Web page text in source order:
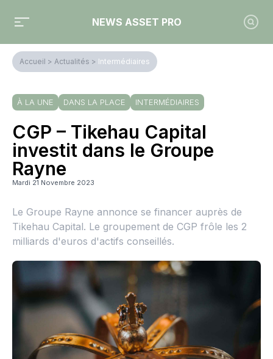
NEWS ASSET PRO
Accueil > Actualités > Intermédiaires
À LA UNE DANS LA PLACE INTERMÉDIAIRES
CGP – Tikehau Capital
investit dans le Groupe
Rayne
Mardi 21 Novembre 2023
Le Groupe Rayne annonce se financer auprès de
Tikehau Capital. Le groupement de CGP frôle les 2
milliards d'euros d'actifs conseillés.